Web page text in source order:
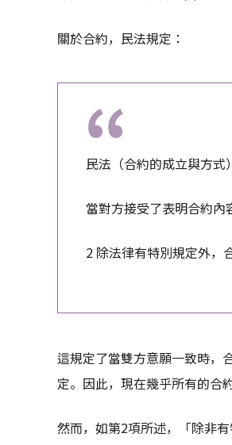
關於合約，民法規定：
民法（合約的成立與方式
當對方接受了表明合約內
2 除法律有特別規定外，
這規定了當雙方意願一致時，
定。因此，現在幾乎所有的合
然而，如第2項所述，「除非